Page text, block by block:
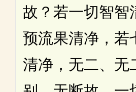
故？若一切智智
预流果清净，若
清净，无二、无